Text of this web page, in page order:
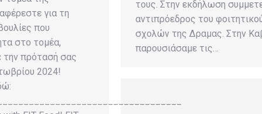
τους. Στην εκδήλωση
αντιπρόεδρος του
σχολών της Δραμας. Στην
παρουσιάσαμε τις…
για τη
που
στο τομέα,
την πρότασή σας
2024!